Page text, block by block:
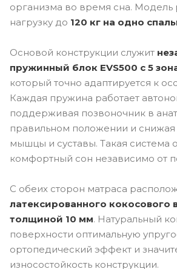
организма во время сна. Модель
нагрузку до 120 кг на одно
Основой конструкции служит
пружинный блок EVS500 с 5
который точно адаптируется к
Каждая пружина работает
поддерживая позвоночник в
правильном положении и снижая
мышцы и суставы. Такая система
комфортный сон независимо от
С обеих сторон матраса
латексированного кокосового
толщиной 10 мм. Натуральный
поверхности оптимальную
ортопедический эффект и
износостойкость конструкции.